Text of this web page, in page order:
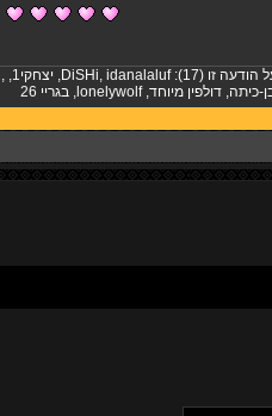
הודעה זו (17): DiSHi, idanalaluf
, יצחקי1 ,
,
כיתה, דולפין מיוחד,
lonelywolf
, בגריי 26